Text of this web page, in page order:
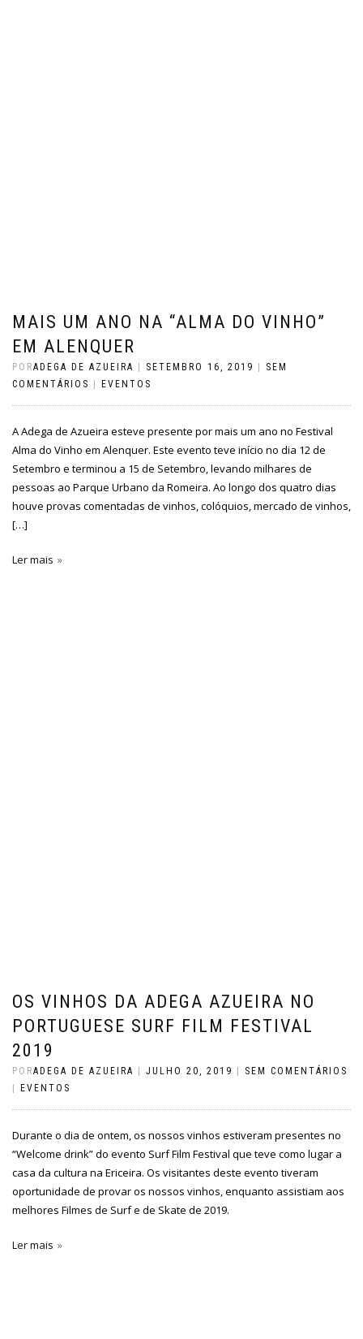
MAIS UM ANO NA “ALMA DO VINHO”
EM ALENQUER
PORADEGA DE AZUEIRA SETEMBRO 16, 2019
SEM
COMENTÁRIOS
EVENTOS
A Adega de Azueira esteve presente por mais um ano no Festival
Alma do Vinho em Alenquer. Este evento teve início no dia 12 de
Setembro e terminou a 15 de Setembro, levando milhares de
pessoas ao Parque Urbano da Romeira. Ao longo dos quatro dias
houve provas comentadas de vinhos, colóquios, mercado de vinhos,
[…]
Ler mais
OS VINHOS DA ADEGA AZUEIRA NO
PORTUGUESE SURF FILM FESTIVAL
2019
PORADEGA DE AZUEIRA JULHO 20, 2019
SEM COMENTÁRIOS
EVENTOS
Durante o dia de ontem, os nossos vinhos estiveram presentes no
“Welcome drink” do evento Surf Film Festival que teve como lugar a
casa da cultura na Ericeira. Os visitantes deste evento tiveram
oportunidade de provar os nossos vinhos, enquanto assistiam aos
melhores Filmes de Surf e de Skate de 2019.
Ler mais